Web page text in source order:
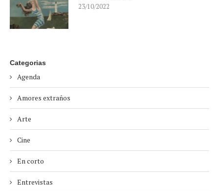
23/10/2022
Categorias
Agenda
Amores extraños
Arte
Cine
En corto
Entrevistas